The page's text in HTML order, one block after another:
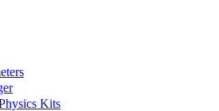
Kits